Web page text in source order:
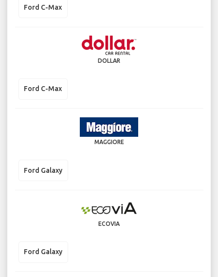
Ford C-Max
DOLLAR
Ford C-Max
MAGGIORE
Ford Galaxy
ECOVIA
Ford Galaxy